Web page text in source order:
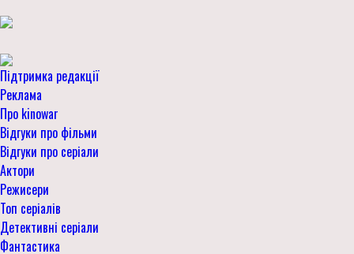
Підтримка редакції
Реклама
Про kinowar
Відгуки про фільми
Відгуки про серіали
Актори
Режисери
Топ серіалів
Детективні серіали
Фантастика